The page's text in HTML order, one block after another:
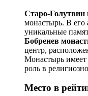
Старо-Голутвин
монастырь. В его
уникальные
Бобренев
центр,
Монастырь
роль в
Место в